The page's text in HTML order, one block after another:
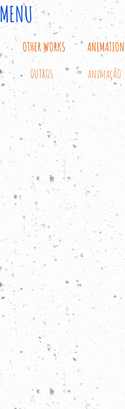
MENU
OTHER WORKS ANIMATION
OUTROS animaçÃO